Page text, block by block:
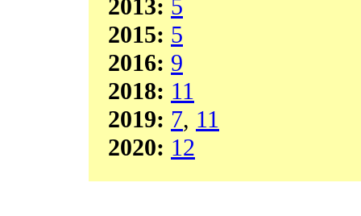
2013: 5
2015: 5
2016: 9
2018: 11
2019: 7, 11
2020: 12